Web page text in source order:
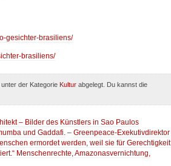
gesichter-brasiliens/
brasiliens/
der Kategorie Kultur abgelegt. Du kannst die
– Bilder des Künstlers in Sao Paulos
und Gaddafi.– Greenpeace-Exekutivdirektor
ermordet werden, weil sie für Gerechtigkeit
Menschenrechte, Amazonasvernichtung,